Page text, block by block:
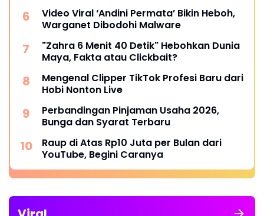
Video Viral ‘Andini Permata’ Bikin Heboh,
Warganet Dibodohi Malware
"Zahra 6 Menit 40 Detik" Hebohkan Dunia
Maya, Fakta atau Clickbait?
Mengenal Clipper TikTok Profesi Baru dari
Hobi Nonton Live
Perbandingan Pinjaman Usaha 2026,
Bunga dan Syarat Terbaru
Raup di Atas Rp10 Juta per Bulan dari
YouTube, Begini Caranya